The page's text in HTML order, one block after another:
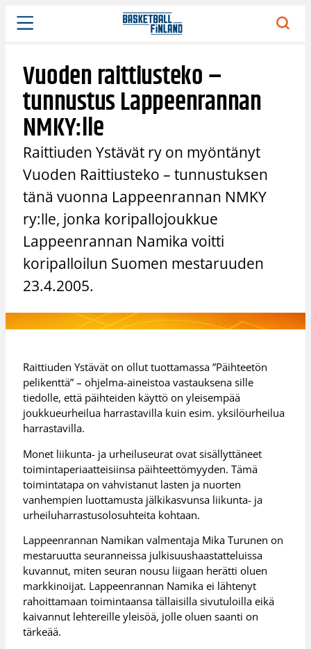
Siirry
sisältöön
Vuoden raittiusteko –
tunnustus Lappeenrannan
NMKY:lle
Raittiuden Ystävät ry on myöntänyt
Vuoden Raittiusteko – tunnustuksen
tänä vuonna Lappeenrannan NMKY
ry:lle, jonka koripallojoukkue
Lappeenrannan Namika voitti
koripalloilun Suomen mestaruuden
23.4.2005.
Raittiuden Ystävät on ollut tuottamassa ”Päihteetön
pelikenttä” – ohjelma-aineistoa vastauksena sille
tiedolle, että päihteiden käyttö on yleisempää
joukkueurheilua harrastavilla kuin esim. yksilöurheilua
harrastavilla.
Monet liikunta- ja urheiluseurat ovat sisällyttäneet
toimintaperiaatteisiinsa päihteettömyyden. Tämä
toimintatapa on vahvistanut lasten ja nuorten
vanhempien luottamusta jälkikasvunsa liikunta- ja
urheiluharrastusolosuhteita kohtaan.
Lappeenrannan Namikan valmentaja Mika Turunen on
mestaruutta seuranneissa julkisuushaastatteluissa
kuvannut, miten seuran nousu liigaan herätti oluen
markkinoijat. Lappeenrannan Namika ei lähtenyt
rahoittamaan toimintaansa tällaisilla sivutuloilla eikä
kaivannut lehtereille yleisöä, jolle oluen saanti on
tärkeää.